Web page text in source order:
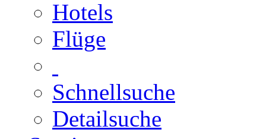
Hotels
Flüge
Schnellsuche
Detailsuche